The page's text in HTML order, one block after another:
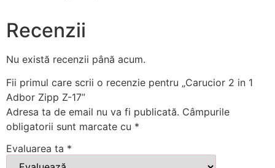
Recenzii
Nu există recenzii până acum.
Fii primul care scrii o recenzie pentru „Carucior 2 in 1
Adbor Zipp Z-17”
Adresa ta de email nu va fi publicată. Câmpurile
obligatorii sunt marcate cu *
Evaluarea ta *